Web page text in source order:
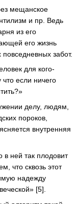
мещанское
и пр. Ведь
из его
его жизнь
забот.
для кого-
если ничего
делу, людям,
пороков,
внутренняя
в ней так плодовит
что сквозь этот
надежду
[5].